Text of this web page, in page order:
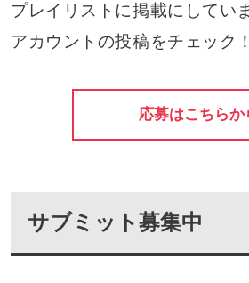
プレイリストに掲載にしてい
アカウントの投稿をチェック！
応募はこちらか
サブミット募集中